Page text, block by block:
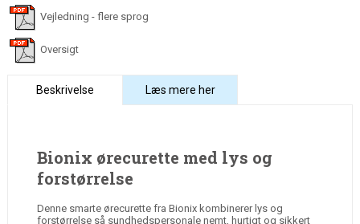
Vejledning - flere sprog
Oversigt
Beskrivelse Læs mere her
Bionix ørecurette med lys og
forstørrelse
Denne smarte ørecurette fra Bionix kombinerer lys og
forstørrelse så sundhedspersonale nemt, hurtigt og sikkert